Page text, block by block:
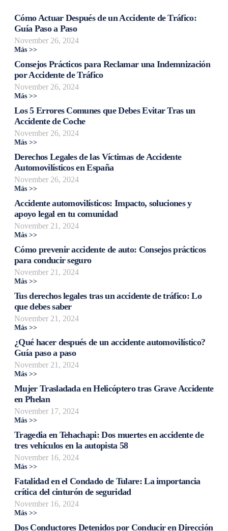
Cómo Actuar Después de un Accidente de Tráfico:
Guía Paso a Paso
November 26, 2024
Más >>
Consejos Prácticos para Reclamar una Indemnización
por Accidente de Tráfico
November 26, 2024
Más >>
Los 5 Errores Comunes que Debes Evitar Tras un
Accidente de Coche
November 26, 2024
Más >>
Derechos Legales de las Víctimas de Accidente
Automovilísticos en España
November 26, 2024
Más >>
Accidente automovilísticos: Impacto, soluciones y
apoyo legal en tu comunidad
November 21, 2024
Más >>
Cómo prevenir accidente de auto: Consejos prácticos
para conducir seguro
November 21, 2024
Más >>
Tus derechos legales tras un accidente de tráfico: Lo
que debes saber
November 21, 2024
Más >>
¿Qué hacer después de un accidente automovilístico?
Guía paso a paso
November 21, 2024
Más >>
Mujer Trasladada en Helicóptero tras Grave Accidente
en Phelan
November 17, 2024
Más >>
Tragedia en Tehachapi: Dos muertes en accidente de
tres vehículos en la autopista 58
November 16, 2024
Más >>
Fatalidad en el Condado de Tulare: La importancia
crítica del cinturón de seguridad
November 16, 2024
Más >>
Dos Conductores Detenidos por Conducir en Dirección